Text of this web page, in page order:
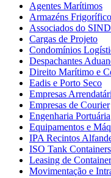
Agentes Marítimos
Armazéns
Associados do
Cargas de Projeto
Condomínios
Despachantes
Direito Marítimo e
Eadis e Porto Seco
Empresas
Empresas de Courier
Engenharia Portuária
Equipamentos e
IPA Recintos
ISO Tank Containers
Leasing de
Movimentação e